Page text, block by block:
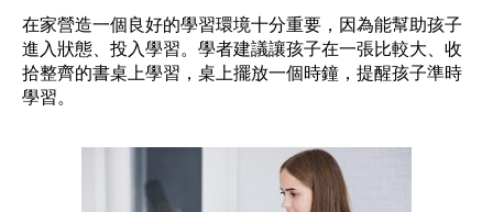
在家營造一個良好的學習環境十分重要，因為能幫助孩子
進入狀態、投入學習。學者建議讓孩子在一張比較大、收
拾整齊的書桌上學習，桌上擺放一個時鐘，提醒孩子準時
學習。